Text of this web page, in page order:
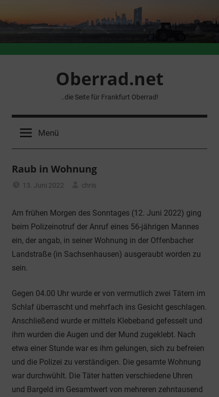
Inhalt
springen
Oberrad.net
..die Seite für Frankfurt Oberrad!
Menü
Raub in Wohnung
13. Juni 2022
chris
Am frühen Morgen des Sonntages (12. Juni 2022) ging
beim Polizeinotruf der Anruf eines 56-jährigen Mannes
ein, der angab, in seiner Wohnung in der Offenbacher
Landstraße (in Sachsenhausen) ausgeraubt worden zu
sein.
Gegen 04.00 Uhr wurde er von vermutlich zwei Tätern im
Schlaf überrascht und mehrfach ins Gesicht geschlagen.
Anschließend wurde er mittels Klebeband gefesselt und
ihm wurden die Augen und der Mund zugeklebt. Nach
etwa einer Stunde war es ihm gelungen, sich zu befreien
und die Polizei zu verständigen. Die gesamte Wohnung
war durchwühlt. Die Täter hatten verschiedene Uhren
und Bargeld im Gesamtwert von mehreren zehntausend